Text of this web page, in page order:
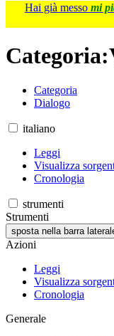
Hai già messo mi
Categoria:
Categoria
Dialogo
italiano
Leggi
Visualizza
Cronologia
strumenti
Strumenti
sposta nella barra
Azioni
Leggi
Visualizza
Cronologia
Generale